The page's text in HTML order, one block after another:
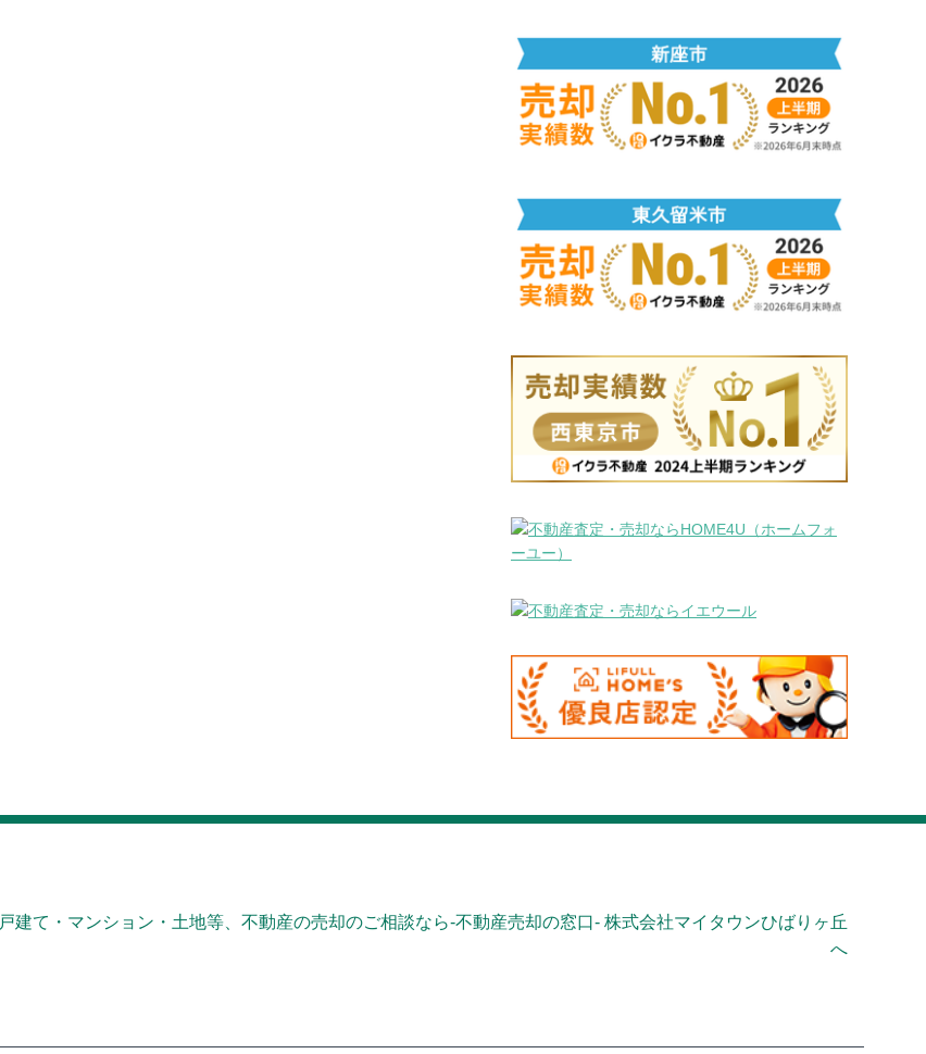
戸建て・マンション・土地等、不動産の売却のご相談なら-不動産売却の窓口- 株式会社マイタウンひばりヶ丘
へ